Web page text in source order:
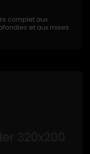
complet aux
et aux mises